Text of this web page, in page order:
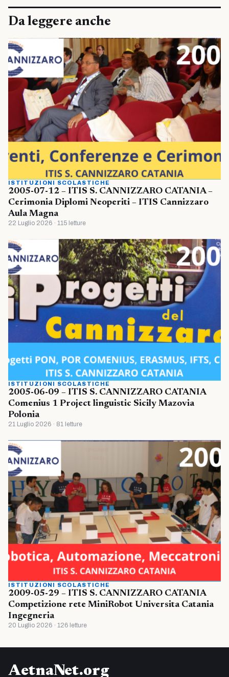
Da leggere anche
ISTITUZIONI SCOLASTICHE
2005-07-12 – ITIS S. CANNIZZARO CATANIA –
Cerimonia Diplomi Neoperiti – ITIS Cannizzaro
Aula Magna
22 Luglio 2026 · 115 letture
ISTITUZIONI SCOLASTICHE
2005-06-09 – ITIS S. CANNIZZARO CATANIA
Comenius 1 Project linguistic Sicily Mazovia
Polonia
21 Luglio 2026 · 81 letture
ISTITUZIONI SCOLASTICHE
2009-05-29 – ITIS S. CANNIZZARO CATANIA
Competizione rete MiniRobot Universita Catania
Ingegneria
20 Luglio 2026 · 126 letture
AetnaNet.org